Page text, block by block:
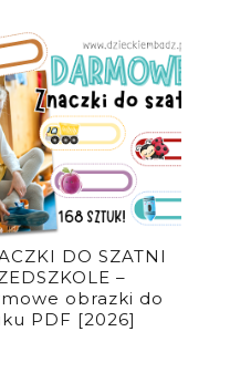
DO SZATNI
–
obrazki do
PDF [2026]